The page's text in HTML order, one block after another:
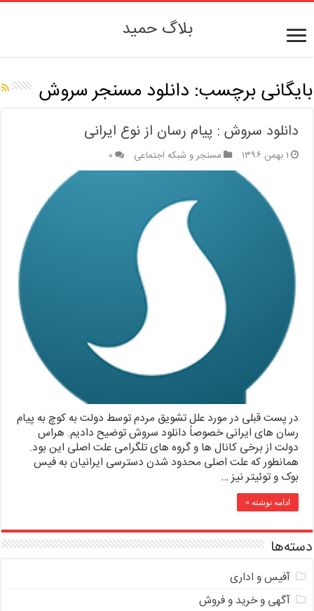
بلاگ حمید
بایگانی برچسب: دانلود مسنجر سروش
دانلود سروش : پیام رسان از نوع ایرانی
۱ بهمن ۱۳۹۶ مسنجر و شبکه اجتماعی ۰
در پست قبلی در مورد علل تشویق مردم توسط دولت به کوچ به پیام
رسان های ایرانی خصوصاً دانلود سروش توضیح دادیم. هراس
دولت از برخی کانال ها و گروه های تلگرامی علت اصلی این بود.
همانطور که علت اصلی محدود شدن دسترسی ایرانیان به فیس
بوک و توئیتر نیز …
ادامه نوشته »
دسته‌ها
آفیس و اداری
آگهی و خرید و فروش